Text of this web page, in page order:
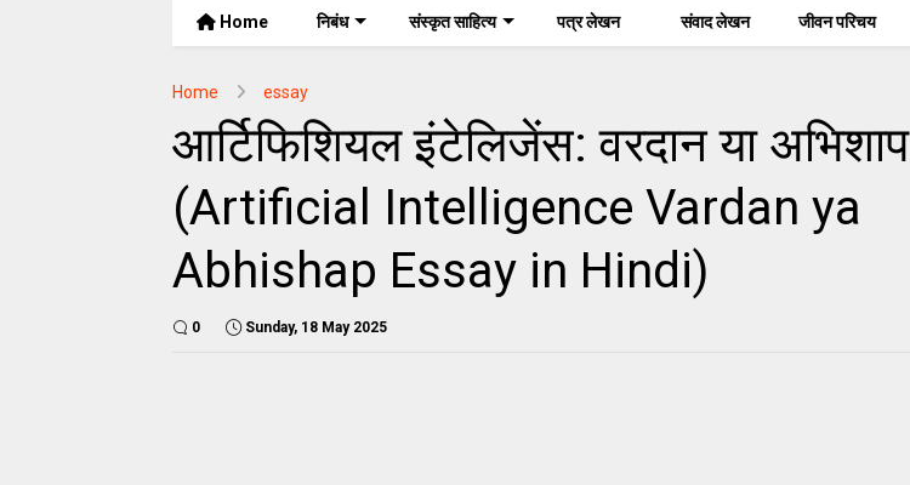
Home निबंध संस्कृत साहित्य पत्र लेखन संवाद लेखन जीवन परिचय
Home essay
आर्टिफिशियल इंटेलिजेंस: वरदान या अभिशाप
(Artificial Intelligence Vardan ya
Abhishap Essay in Hindi)
0 Sunday, 18 May 2025